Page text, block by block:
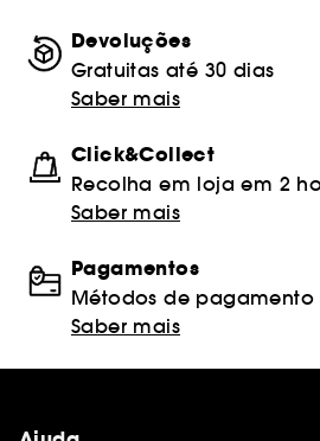
Devoluções
Gratuitas até 30 dias
Saber mais
Click&Collect
Recolha em loja em 2
Saber mais
Pagamentos
Métodos de pagamento
Saber mais